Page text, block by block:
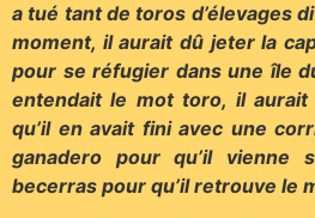
a tué tant de toros d’élevages
moment, il aurait dû jeter la
pour se réfugier dans une île
entendait le mot toro, il aurait
qu’il en avait fini avec une
ganadero pour qu’il vienne
becerras pour qu’il retrouve le